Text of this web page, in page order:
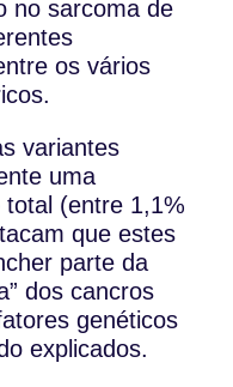
no sarcoma de
os vários
variantes
uma
(entre 1,1%
que estes
parte da
dos cancros
genéticos
explicados.